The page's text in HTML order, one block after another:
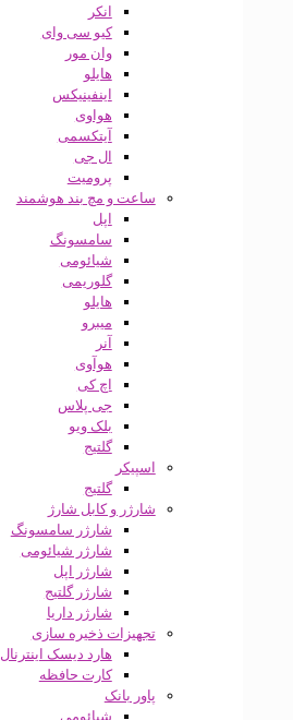
انکر
کیو سی وای
وان مور
هایلو
اینفینیکس
هواوی
آیتکسمی
ال جی
پرومیت
ساعت و مچ بند هوشمند
اپل
سامسونگ
شیائومی
گلوریمی
هایلو
میبرو
آنر
هوآوی
اچ کی
جی پلاس
بلک ویو
گلتیج
اسپیکر
گلتیج
شارژر و کابل شارژ
شارژر سامسونگ
شارژر شیائومی
شارژر اپل
شارژر گلتیج
شارژر داریا
تجهیزات ذخیره سازی
هارد دیسک اینترنال
کارت حافظه
پاور بانک
شیائومی